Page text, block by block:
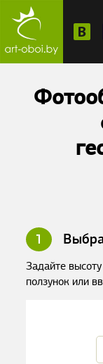
1
Задайте
ползунок или